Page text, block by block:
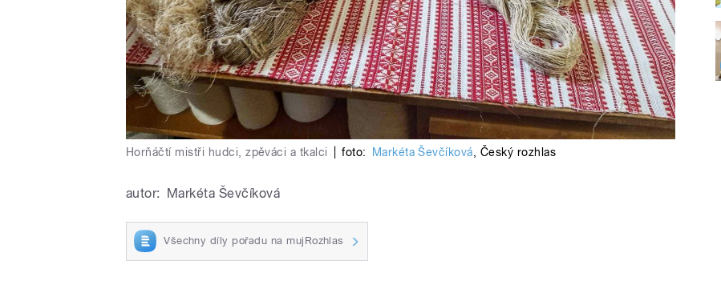
Horňáčtí mistři hudci, zpěváci a tkalci foto: Markéta Ševčíková, Český rozhlas
autor: Markéta Ševčíková
Všechny díly pořadu na mujRozhlas